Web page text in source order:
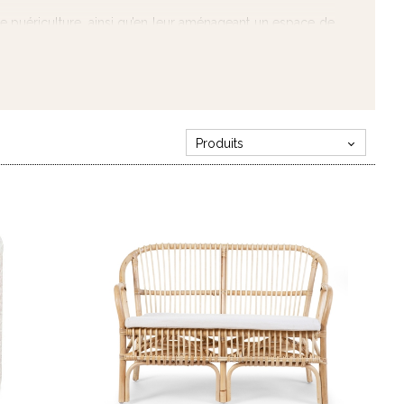
ainsi qu’en leur aménageant un espace de
un grand, trouvez-lui le siège parfait pour qu'il
pour jouer et pour lire. Ainsi, l’assise de petit doit être
d’enfants.
d’utilisation de l’assise convoitée. Alors pour la
glisser pour garantir la sécurité de votre loulou.
Produits